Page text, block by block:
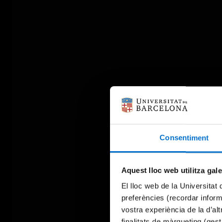
Consentiment
Aquest lloc web utilitza
El lloc web de la Universitat
preferències (recordar
vostra experiència de la